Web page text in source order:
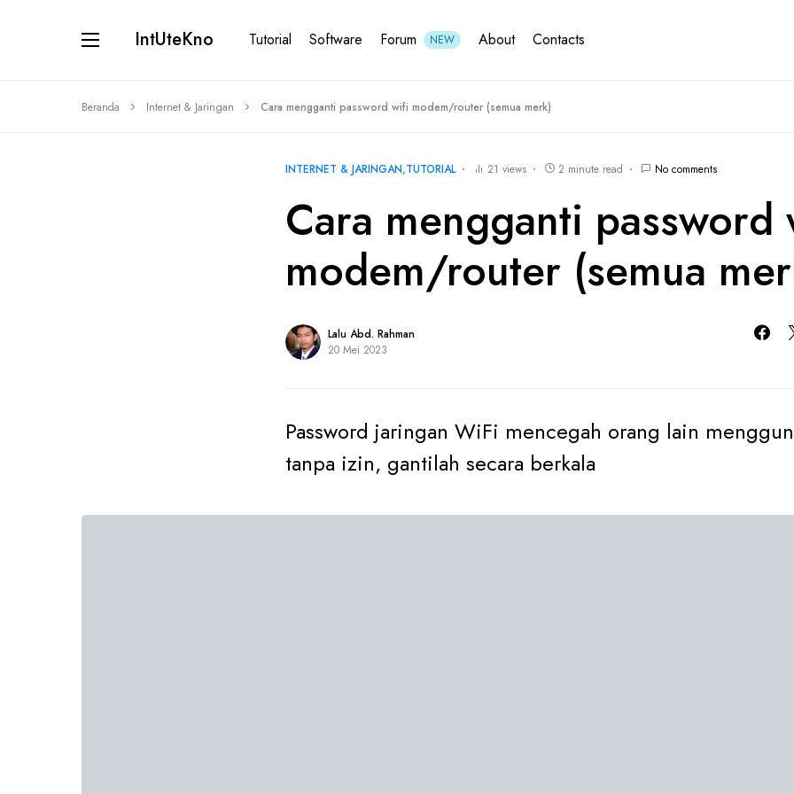
IntUteKno Tutorial Software Forum NEW About Contacts
Beranda Internet & Jaringan Cara mengganti password wifi modem/router (semua merk)
INTERNET & JARINGAN TUTORIAL 21 views 2 minute read No comments
Cara mengganti password
modem/router (semua
Lalu Abd. Rahman
20 Mei 2023
Password jaringan WiFi mencegah orang lain
tanpa izin, gantilah secara berkala